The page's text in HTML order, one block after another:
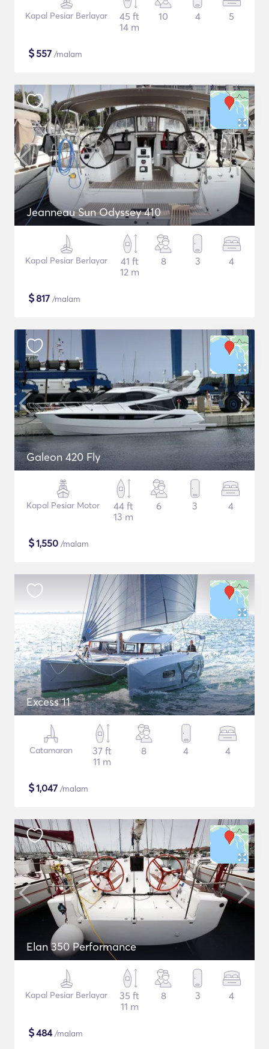
Kapal Pesiar Berlayar
45 ft
14 m
10 4 5
$557 /malam
Jeanneau Sun Odyssey 410
Kapal Pesiar Berlayar
41 ft
12 m
8 3 4
$817 /malam
Galeon 420 Fly
Kapal Pesiar Motor
44 ft
13 m
6 3 4
$1,550 /malam
Excess 11
Catamaran
37 ft
11 m
8 4 4
$1,047 /malam
Elan 350 Performance
Kapal Pesiar Berlayar
35 ft
11 m
8 3 4
$484/malam